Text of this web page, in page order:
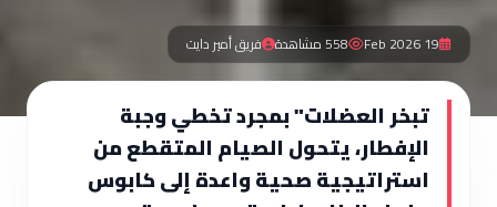
19 Feb 2026 558 مشاهدة فريق أمير دايت
تبخر العضلات" بمجرد تخطي وجبة
الإفطار، يتحول الصيام المتقطع من
استراتيجية صحية واعدة إلى كابوس